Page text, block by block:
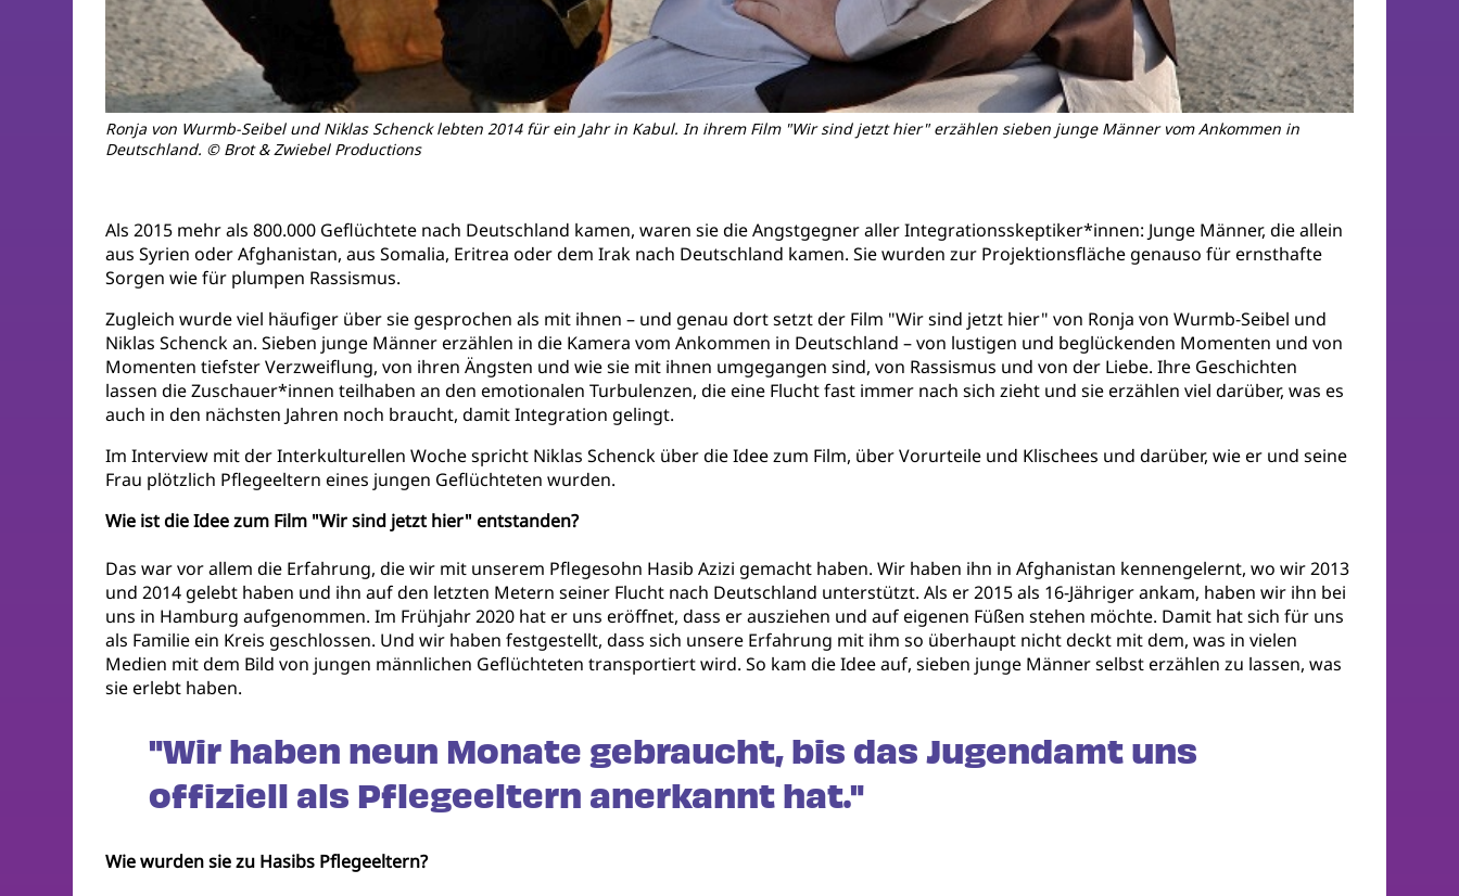
Ronja von Wurmb-Seibel und Niklas Schenck lebten 2014 für ein Jahr in Kabul. In ihrem Film "Wir sind jetzt hier" erzählen sieben junge Männer vom Ankommen in
Deutschland. © Brot & Zwiebel Productions
Als 2015 mehr als 800.000 Geflüchtete nach Deutschland kamen, waren sie die Angstgegner aller Integrationsskeptiker*innen: Junge Männer, die allein
aus Syrien oder Afghanistan, aus Somalia, Eritrea oder dem Irak nach Deutschland kamen. Sie wurden zur Projektionsfläche genauso für ernsthafte
Sorgen wie für plumpen Rassismus.
Zugleich wurde viel häufiger über sie gesprochen als mit ihnen – und genau dort setzt der Film "Wir sind jetzt hier" von Ronja von Wurmb-Seibel und
Niklas Schenck an. Sieben junge Männer erzählen in die Kamera vom Ankommen in Deutschland – von lustigen und beglückenden Momenten und von
Momenten tiefster Verzweiflung, von ihren Ängsten und wie sie mit ihnen umgegangen sind, von Rassismus und von der Liebe. Ihre Geschichten
lassen die Zuschauer*innen teilhaben an den emotionalen Turbulenzen, die eine Flucht fast immer nach sich zieht und sie erzählen viel darüber, was es
auch in den nächsten Jahren noch braucht, damit Integration gelingt.
Im Interview mit der Interkulturellen Woche spricht Niklas Schenck über die Idee zum Film, über Vorurteile und Klischees und darüber, wie er und seine
Frau plötzlich Pflegeeltern eines jungen Geflüchteten wurden.
Wie ist die Idee zum Film "Wir sind jetzt hier" entstanden?
Das war vor allem die Erfahrung, die wir mit unserem Pflegesohn Hasib Azizi gemacht haben. Wir haben ihn in Afghanistan kennengelernt, wo wir 2013
und 2014 gelebt haben und ihn auf den letzten Metern seiner Flucht nach Deutschland unterstützt. Als er 2015 als 16-Jähriger ankam, haben wir ihn bei
uns in Hamburg aufgenommen. Im Frühjahr 2020 hat er uns eröffnet, dass er ausziehen und auf eigenen Füßen stehen möchte. Damit hat sich für uns
als Familie ein Kreis geschlossen. Und wir haben festgestellt, dass sich unsere Erfahrung mit ihm so überhaupt nicht deckt mit dem, was in vielen
Medien mit dem Bild von jungen männlichen Geflüchteten transportiert wird. So kam die Idee auf, sieben junge Männer selbst erzählen zu lassen, was
sie erlebt haben.
"Wir haben neun Monate gebraucht, bis das Jugendamt uns
offiziell als Pflegeeltern anerkannt hat."
Wie wurden sie zu Hasibs Pflegeeltern?